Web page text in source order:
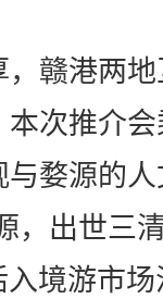
赣港两地
次推介
婺源的
，出世三
境游市